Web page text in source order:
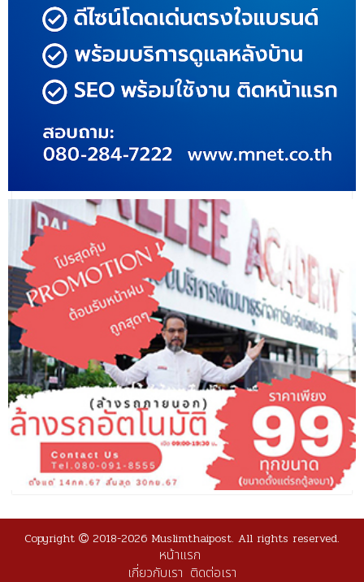
Copyright 2018-2026 Muslimthaipost. All rights reserved.
หน้าแรก
เกี่ยวกับเรา ติดต่อเรา